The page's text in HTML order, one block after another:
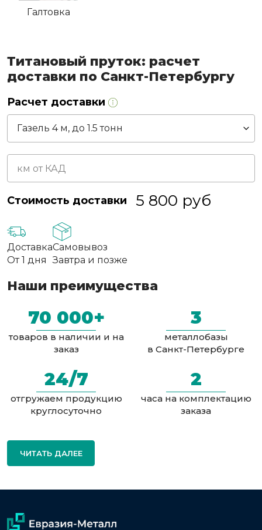
Галтовка
Титановый пруток: расчет
доставки по Санкт-Петербургу
Расчет доставки
Стоимость доставки 5 800 руб
Доставка
От 1 дня
Самовывоз
Завтра и позже
Наши преимущества
70 000+
товаров в наличии и на
заказ
3
металлобазы
в Санкт-Петербурге
24/7
отгружаем продукцию
круглосуточно
2
часа на комплектацию
заказа
ЧИТАТЬ ДАЛЕЕ